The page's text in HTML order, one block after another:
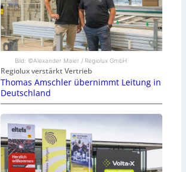
Bild: ©Alexander Maier / Regiolux GmbH
Regiolux verstärkt Vertrieb
Thomas Amschler übernimmt Leitung in
Deutschland